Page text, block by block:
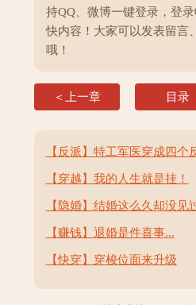
持QQ、微博一键登录，登
快内容！大家可以发表留言
哦！
＜上一章 目录
【反派】特工军医穿成四个
【穿越】我的人生就是挂！
【隐婚】结婚这么久却没见
【赚钱】退婚是件喜事...
【快穿】穿梭位面来升级